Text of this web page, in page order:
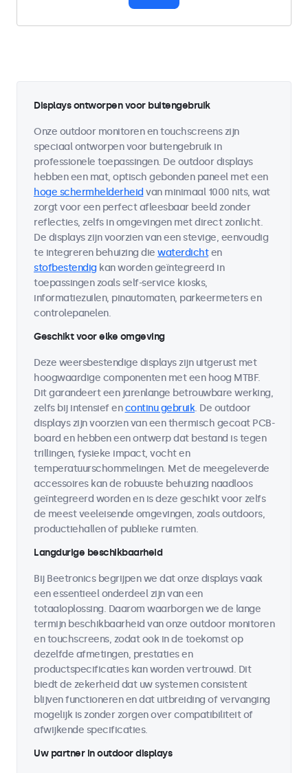
Displays ontworpen voor buitengebruik
Onze outdoor monitoren en touchscreens zijn
speciaal ontworpen voor buitengebruik in
professionele toepassingen. De outdoor displays
hebben een mat, optisch gebonden paneel met een
hoge schermhelderheid van minimaal 1000 nits, wat
zorgt voor een perfect afleesbaar beeld zonder
reflecties, zelfs in omgevingen met direct zonlicht.
De displays zijn voorzien van een stevige, eenvoudig
te integreren behuizing die waterdichten
stofbestendig kan worden geïntegreerd in
toepassingen zoals self-service kiosks,
informatiezuilen, pinautomaten, parkeermeters en
controlepanelen.
Geschikt voor elke omgeving
Deze weersbestendige displays zijn uitgerust met
hoogwaardige componenten met een hoog MTBF.
Dit garandeert een jarenlange betrouwbare werking,
zelfs bij intensief encontinu gebruik. De outdoor
displays zijn voorzien van een thermisch gecoat PCB-
board en hebben een ontwerp dat bestand is tegen
trillingen, fysieke impact, vocht en
temperatuurschommelingen. Met de meegeleverde
accessoires kan de robuuste behuizing naadloos
geïntegreerd worden en is deze geschikt voor zelfs
de meest veeleisende omgevingen, zoals outdoors,
productiehallen of publieke ruimten.
Langdurige beschikbaarheid
Bij Beetronics begrijpen we dat onze displays vaak
een essentieel onderdeel zijn van een
totaaloplossing. Daarom waarborgen we de lange
termijn beschikbaarheid van onze outdoor monitoren
en touchscreens, zodat ook in de toekomst op
dezelfde afmetingen, prestaties en
productspecificaties kan worden vertrouwd. Dit
biedt de zekerheid dat uw systemen consistent
blijven functioneren en dat uitbreiding of vervanging
mogelijk is zonder zorgen over compatibiliteit of
afwijkende specificaties.
Uw partner in outdoor displays